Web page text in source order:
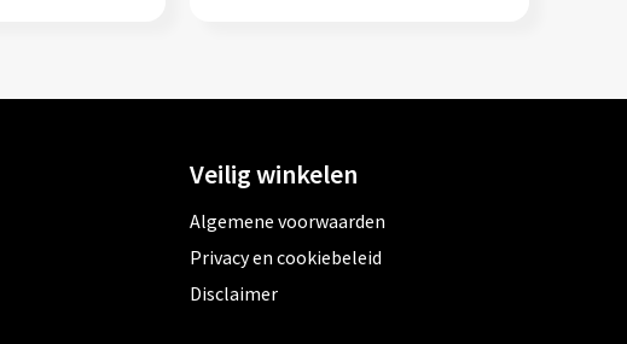
Veilig winkelen
Algemene voorwaarden
Privacy en cookiebeleid
Disclaimer